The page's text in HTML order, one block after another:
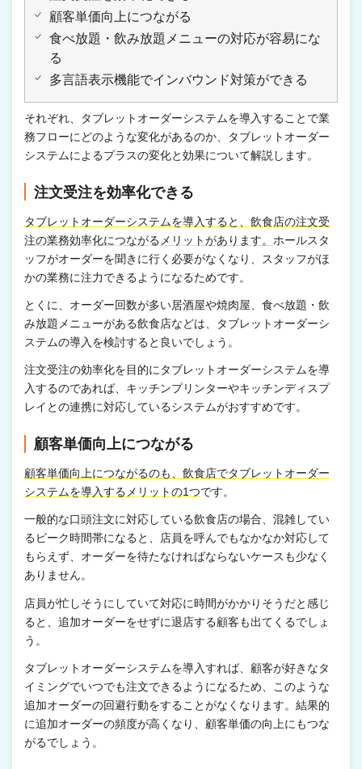
顧客単価向上につながる
食べ放題・飲み放題メニューの対応が容易にな
る
多言語表示機能でインバウンド対策ができる
それぞれ、タブレットオーダーシステムを導入することで業
務フローにどのような変化があるのか、タブレットオーダー
システムによるプラスの変化と効果について解説します。
注文受注を効率化できる
タブレットオーダーシステムを導入すると、飲食店の注文受
注の業務効率化につながるメリットがあります。 ホールスタ
ッフがオーダーを聞きに行く必要がなくなり、スタッフがほ
かの業務に注力できるようになるためです。
とくに、オーダー回数が多い居酒屋や焼肉屋、食べ放題・飲
み放題メニューがある飲食店などは、タブレットオーダーシ
ステムの導入を検討すると良いでしょう。
注文受注の効率化を目的にタブレットオーダーシステムを導
入するのであれば、キッチンプリンターやキッチンディスプ
レイとの連携に対応しているシステムがおすすめです。
顧客単価向上につながる
顧客単価向上につながるのも、飲食店でタブレットオーダー
システムを導入するメリットの1つです。
一般的な口頭注文に対応している飲食店の場合、混雑してい
るピーク時間帯になると、店員を呼んでもなかなか対応して
もらえず、オーダーを待たなければならないケースも少なく
ありません。
店員が忙しそうにしていて対応に時間がかかりそうだと感じ
ると、追加オーダーをせずに退店する顧客も出てくるでしょ
う。
タブレットオーダーシステムを導入すれば、顧客が好きなタ
イミングでいつでも注文できるようになるため、このような
追加オーダーの回避行動をすることがなくなります。結果的
に追加オーダーの頻度が高くなり、顧客単価の向上にもつな
がるでしょう。